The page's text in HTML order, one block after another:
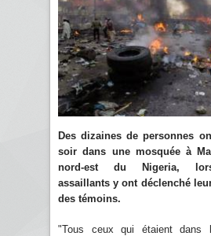
Des dizaines de personnes
soir dans une mosquée à
nord-est du Nigeria,
assaillants y ont déclenché
des témoins.
"Tous ceux qui étaient dans